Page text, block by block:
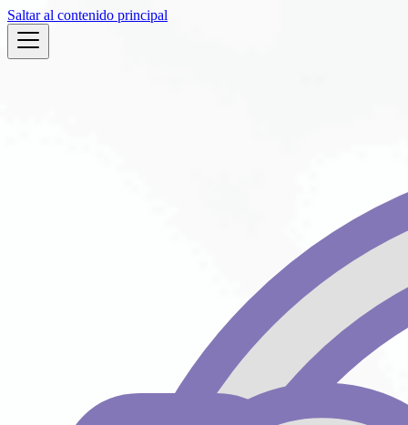
Saltar al contenido principal